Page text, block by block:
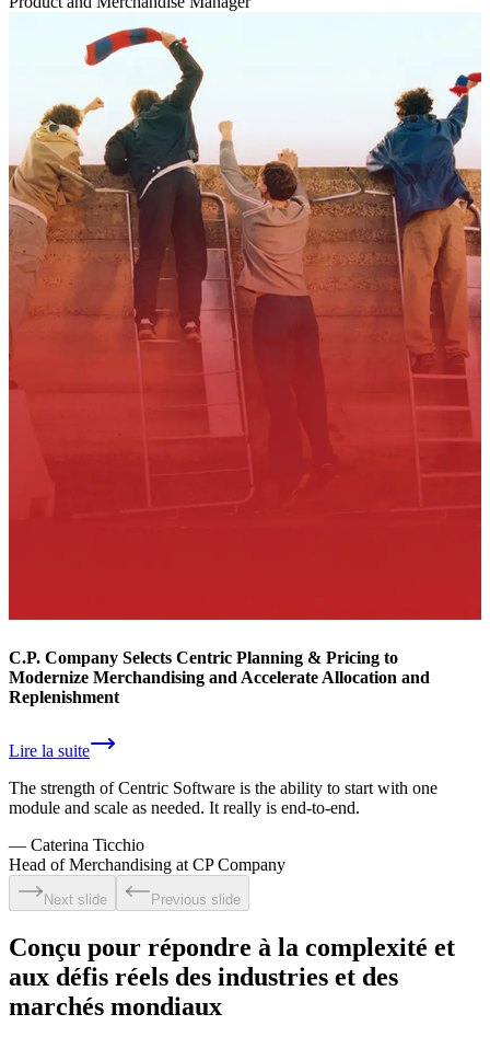
C.P. Company Selects Centric Planning & Pricing to
Modernize Merchandising and Accelerate Allocation and
Replenishment
Lire la suite
The strength of Centric Software is the ability to start with one
module and scale as needed. It really is end-to-end.
— Caterina Ticchio
Head of Merchandising at CP Company
Next slide Previous slide
Conçu pour répondre à la complexité et
aux défis réels des industries et des
marchés mondiaux